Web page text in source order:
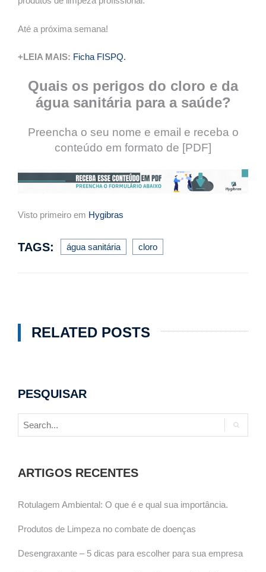
Até a próxima semana!
+LEIA MAIS: Ficha FISPQ.
Quais os perigos do cloro e da
água sanitária para a saúde?
Preencha o seu nome e email e receba o
conteúdo em formato de [PDF]
Visto primeiro em Hygibras
TAGS: água sanitária cloro
RELATED POSTS
PESQUISAR
ARTIGOS RECENTES
Rotulagem Ambiental: O que é e qual sua importância.
Produtos de Limpeza no combate de doenças
Desengraxante – 5 dicas para escolher para sua empresa